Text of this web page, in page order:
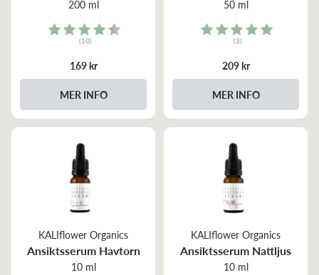
200 ml
Rating:
(10)
169 kr
MER INFO
50 ml
Rating:
(3)
209 kr
MER INFO
KALIflower Organics
Ansiktsserum Havtorn
10 ml
KALIflower Organics
Ansiktsserum Nattljus
10 ml